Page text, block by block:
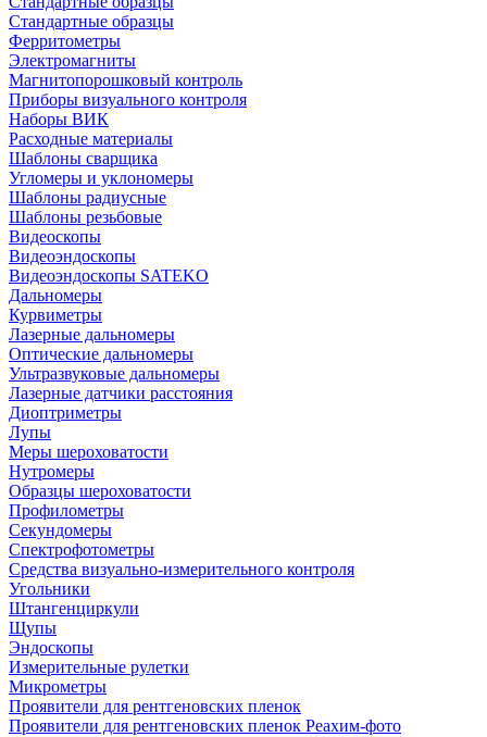
Стандартные образцы
Ферритометры
Электромагниты
Магнитопорошковый контроль
Приборы визуального контроля
Наборы ВИК
Расходные материалы
Шаблоны сварщика
Угломеры и уклономеры
Шаблоны радиусные
Шаблоны резьбовые
Видеоскопы
Видеоэндоскопы
Видеоэндоскопы SATEKO
Дальномеры
Курвиметры
Лазерные дальномеры
Оптические дальномеры
Ультразвуковые дальномеры
Лазерные датчики расстояния
Диоптриметры
Лупы
Меры шероховатости
Нутромеры
Образцы шероховатости
Профилометры
Секундомеры
Спектрофотометры
Средства визуально-измерительного контроля
Угольники
Штангенциркули
Щупы
Эндоскопы
Измерительные рулетки
Микрометры
Проявители для рентгеновских пленок
Проявители для рентгеновских пленок Реахим-фото